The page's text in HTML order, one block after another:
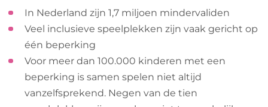
In Nederland zijn 1,7 miljoen mindervaliden
Veel inclusieve speelplekken zijn vaak gericht op
één beperking
Voor meer dan 100.000 kinderen met een
beperking is samen spelen niet altijd
vanzelfsprekend. Negen van de tien